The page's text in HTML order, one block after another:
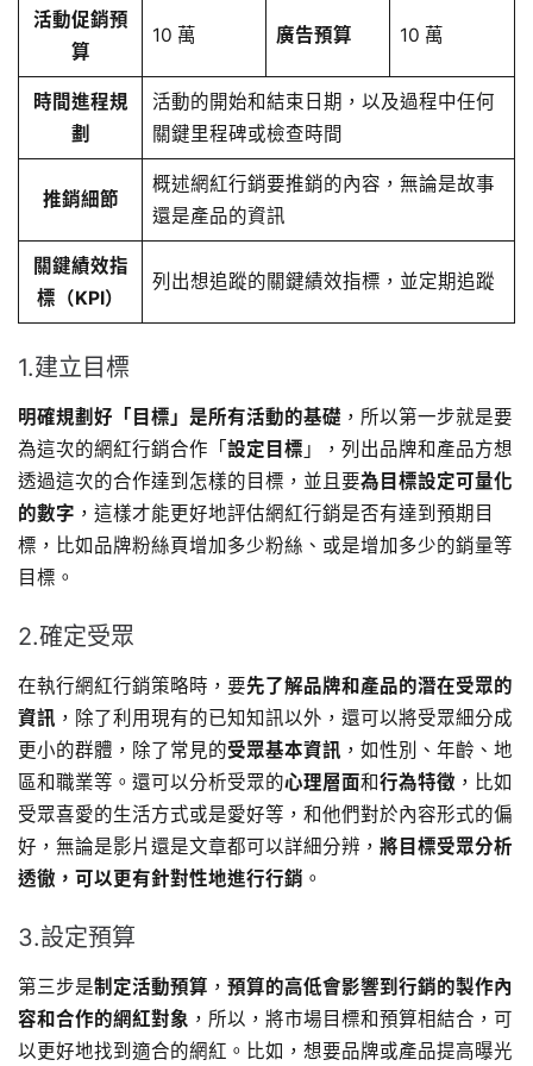
活動促銷預
算
10 萬 廣告預算 10 萬
時間進程規
劃
活動的開始和結束日期，以及過程中任何
關鍵里程碑或檢查時間
推銷細節
概述網紅行銷要推銷的內容，無論是故事
還是產品的資訊
關鍵績效指
標（KPI）
列出想追蹤的關鍵績效指標，並定期追蹤
1.建立目標
明確規劃好「目標」是所有活動的基礎 ，所以第一步就是要
為這次的網紅行銷合作「 設定目標 」，列出品牌和產品方想
透過這次的合作達到怎樣的目標，並且要為目標設定可量化
的數字 ，這樣才能更好地評估網紅行銷是否有達到預期目
標，比如品牌粉絲頁增加多少粉絲、或是增加多少的銷量等
目標。
2.確定受眾
在執行網紅行銷策略時，要先了解品牌和產品的潛在受眾的
資訊 ，除了利用現有的已知知訊以外，還可以將受眾細分成
更小的群體，除了常見的受眾基本資訊 ，如性別、年齡、地
區和職業等。還可以分析受眾的心理層面和行為特徵 ，比如
受眾喜愛的生活方式或是愛好等，和他們對於內容形式的偏
好，無論是影片還是文章都可以詳細分辨， 將目標受眾分析
透徹，可以更有針對性地進行行銷 。
3.設定預算
第三步是制定活動預算 ， 預算的高低會影響到行銷的製作內
容和合作的網紅對象 ，所以，將市場目標和預算相結合，可
以更好地找到適合的網紅。比如，想要品牌或產品提高曝光